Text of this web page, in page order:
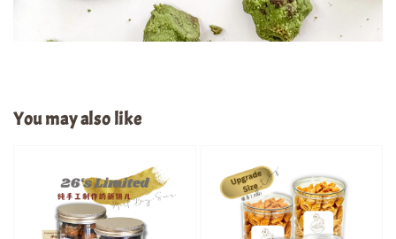
You may also like